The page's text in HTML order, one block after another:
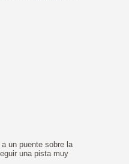
un puente sobre la
una pista muy